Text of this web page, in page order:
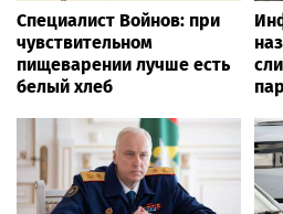
Специалист Войнов: при
чувствительном
пищеварении лучше есть
белый хлеб